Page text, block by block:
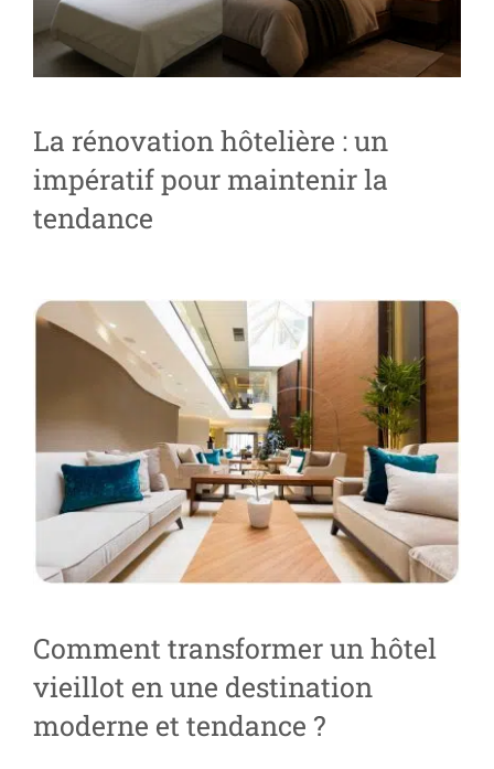
La rénovation hôtelière : un
impératif pour maintenir la
tendance
Comment transformer un hôtel
vieillot en une destination
moderne et tendance ?